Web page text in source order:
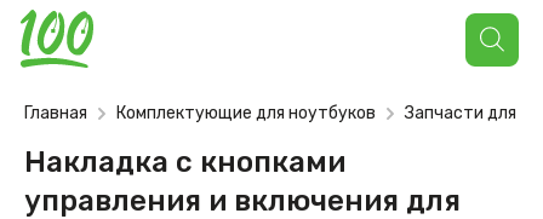
Поиск
товаров
Главная Комплектующие для ноутбуков Запчасти для
Накладка с кнопками
управления и включения для